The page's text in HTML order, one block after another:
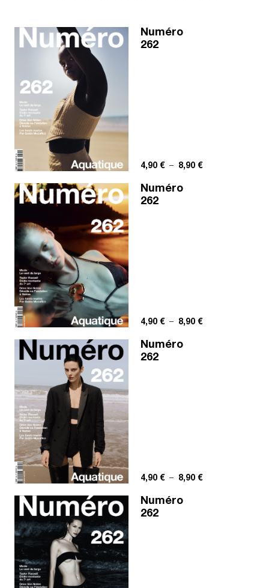
Numéro
262
4,90 € – 8,90 €Plage de prix :
Numéro
262
4,90 € – 8,90 €Plage de prix :
Numéro
262
4,90 € – 8,90 €Plage de prix :
Numéro
262